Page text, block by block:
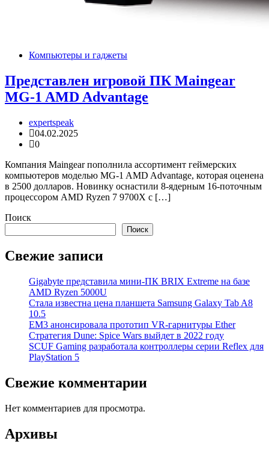
Компьютеры и гаджеты
Представлен игровой ПК Maingear
MG-1 AMD Advantage
expertspeak
04.02.2025
0
Компания Maingear пополнила ассортимент геймерских
компьютеров моделью MG-1 AMD Advantage, которая оценена
в 2500 долларов. Новинку оснастили 8-ядерным 16-поточным
процессором AMD Ryzen 7 9700X с […]
Поиск
Поиск
Свежие записи
Gigabyte представила мини-ПК BRIX Extreme на базе
AMD Ryzen 5000U
Стала известна цена планшета Samsung Galaxy Tab A8
10.5
EM3 анонсировала прототип VR-гарнитуры Ether
Стратегия Dune: Spice Wars выйдет в 2022 году
SCUF Gaming разработала контроллеры серии Reflex для
PlayStation 5
Свежие комментарии
Нет комментариев для просмотра.
Архивы